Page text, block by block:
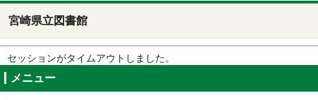
宮崎県立図書館
セッションがタイムアウトしました。
メニュー